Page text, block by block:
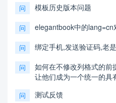
问 模板历史版本问题
问 elegantbook中的lang=cn
问 绑定手机,发送验证码,老
问
如何在不修改列格式的
让他们成为一个统一的
问 测试反馈